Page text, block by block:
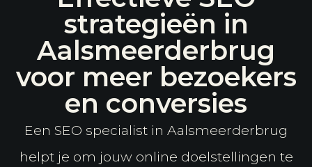
strategieën in
Aalsmeerderbrug
voor meer bezoekers
en conversies
Een SEO specialist in Aalsmeerderbrug
helpt je om jouw online doelstellingen te